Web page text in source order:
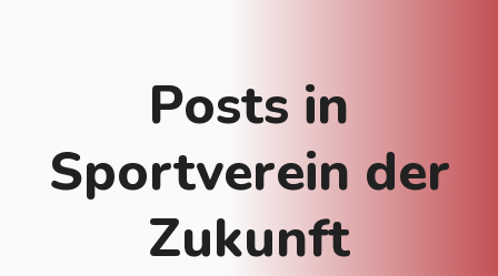
Posts in
Sportverein der
Zukunft